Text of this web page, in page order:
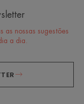
as nossas sugestões
a dia.